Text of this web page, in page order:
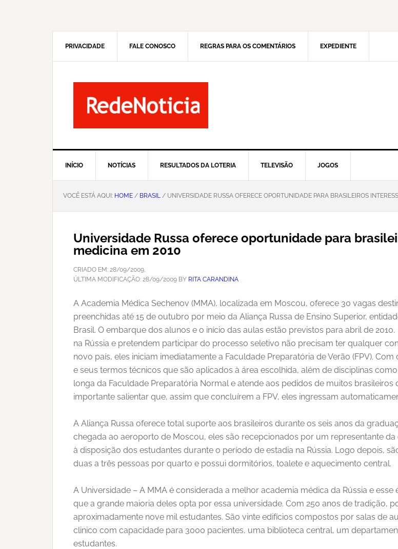
PRIVACIDADE FALE CONOSCO REGRAS PARA OS COMENTÁRIOS EXPEDIENTE
INÍCIO NOTÍCIAS RESULTADOS DA LOTERIA TELEVISÃO JOGOS
VOCÊ ESTÁ AQUI: HOME / BRASIL / UNIVERSIDADE RUSSA OFERECE OPORTUNIDADE PARA BRASILEIROS
Universidade Russa oferece oportunidade para
medicina em 2010
CRIADO EM: 28/09/2009,
ÚLTIMA MODIFICAÇÃO: 28/09/2009 BY RITA CARANDINA
A Academia Médica Sechenov (MMA), localizada em Moscou, oferece 30 vagas
preenchidas até 15 de outubro por meio da Aliança Russa de Ensino Superior,
Brasil. O embarque dos alunos e o início das aulas estão previstos para abril de
na Rússia e pretendem participar do processo seletivo não precisam ter qualquer
novo país, eles iniciam imediatamente a Faculdade Preparatória de Verão (FPV).
e seus termos técnicos que são aplicados à área escolhida, além de disciplinas
longa da Faculdade Preparatória Normal e atende aos pedidos de muitos
importante salientar que, assim que concluírem a FPV, eles ingressam
A Aliança Russa oferece total suporte aos brasileiros durante os seis anos da
chegada ao aeroporto de Moscou, eles são recepcionados por um representante
à disposição dos estudantes durante o período de estadia na Rússia. Logo depois,
duas a três pessoas por quarto e possui dormitórios, toalete e aquecimento central.
A Universidade – A MMA é considerada a melhor academia médica da Rússia e
que a grande maioria deles opta por essa universidade. Com 250 anos de tradição,
aproximadamente nove mil estudantes. São vinte edifícios compostos por salas de
clinico com capacidade para 3000 pacientes, uma biblioteca central, um
estudantes.